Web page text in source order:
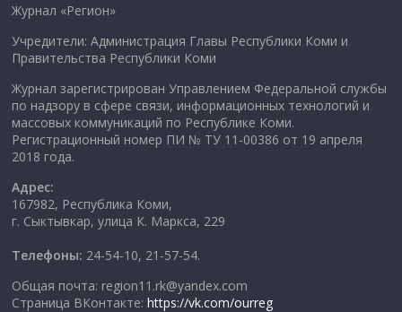
Журнал «Регион»
Учредители: Администрация Главы Республики Коми и
Правительства Республики Коми
Журнал зарегистрирован Управлением Федеральной службы
по надзору в сфере связи, информационных технологий и
массовых коммуникаций по Республике Коми.
Регистрационный номер ПИ № ТУ 11-00386 от 19 апреля
2018 года.
Адрес:
167982, Республика Коми,
г. Сыктывкар, улица К. Маркса, 229
Телефоны: 24-54-10, 21-57-54.
Общая почта: region11.rk@yandex.com
Страница ВКонтакте:https://vk.com/ourreg